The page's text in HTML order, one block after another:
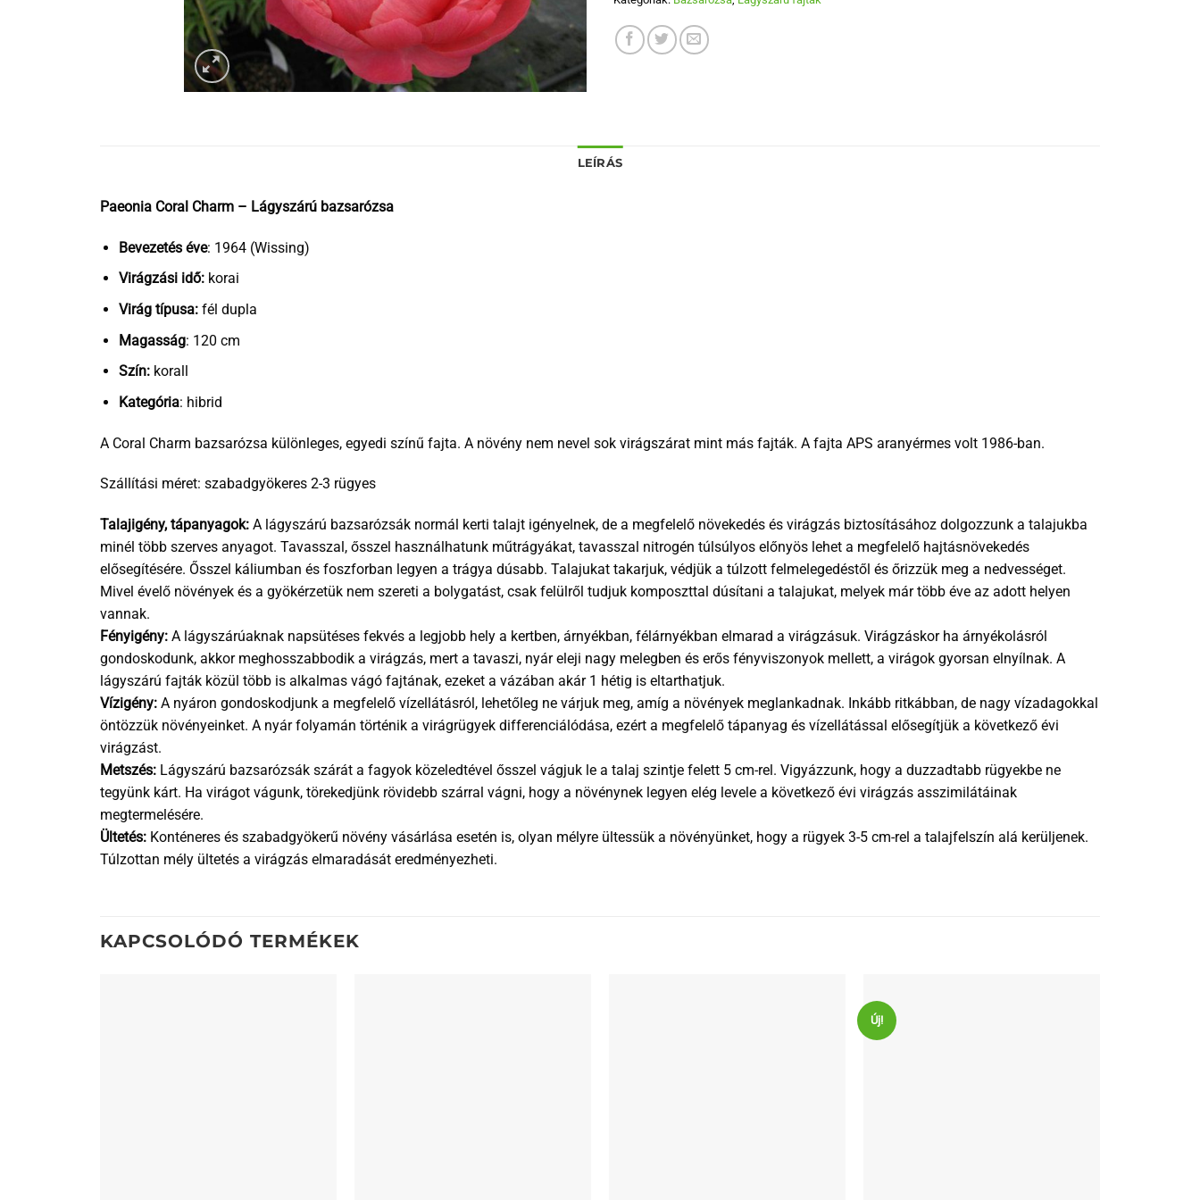
LEÍRÁS
Paeonia Coral Charm – Lágyszárú bazsarózsa
Bevezetés éve: 1964 (Wissing)
Virágzási idő:korai
Virág típusa: fél dupla
Magasság: 120 cm
Szín: korall
Kategória: hibrid
A Coral Charm bazsarózsa különleges, egyedi színű fajta. A növény nem nevel sok virágszárat mint más fajták. A fajta APS aranyérmes volt 1986-ban.
Szállítási méret: szabadgyökeres 2-3 rügyes
Talajigény, tápanyagok: A lágyszárú bazsarózsák normál kerti talajt igényelnek, de a megfelelő növekedés és virágzás biztosításához dolgozzunk a talajukba
minél több szerves anyagot. Tavasszal, ősszel használhatunk műtrágyákat, tavasszal nitrogén túlsúlyos előnyös lehet a megfelelő hajtásnövekedés
elősegítésére. Ősszel káliumban és foszforban legyen a trágya dúsabb. Talajukat takarjuk, védjük a túlzott felmelegedéstől és őrizzük meg a nedvességet.
Mivel évelő növények és a gyökérzetük nem szereti a bolygatást, csak felülről tudjuk komposzttal dúsítani a talajukat, melyek már több éve az adott helyen
vannak.
Fényigény: A lágyszárúaknak napsütéses fekvés a legjobb hely a kertben, árnyékban, félárnyékban elmarad a virágzásuk. Virágzáskor ha árnyékolásról
gondoskodunk, akkor meghosszabbodik a virágzás, mert a tavaszi, nyár eleji nagy melegben és erős fényviszonyok mellett, a virágok gyorsan elnyílnak. A
lágyszárú fajták közül több is alkalmas vágó fajtának, ezeket a vázában akár 1 hétig is eltarthatjuk.
Vízigény: A nyáron gondoskodjunk a megfelelő vízellátásról, lehetőleg ne várjuk meg, amíg a növények meglankadnak. Inkább ritkábban, de nagy vízadagokkal
öntözzük növényeinket. A nyár folyamán történik a virágrügyek differenciálódása, ezért a megfelelő tápanyag és vízellátással elősegítjük a következő évi
virágzást.
Metszés: Lágyszárú bazsarózsák szárát a fagyok közeledtével ősszel vágjuk le a talaj szintje felett 5 cm-rel. Vigyázzunk, hogy a duzzadtabb rügyekbe ne
tegyünk kárt. Ha virágot vágunk, törekedjünk rövidebb szárral vágni, hogy a növénynek legyen elég levele a következő évi virágzás asszimilátáinak
megtermelésére.
Ültetés: Konténeres és szabadgyökerű növény vásárlása esetén is, olyan mélyre ültessük a növényünket, hogy a rügyek 3-5 cm-rel a talajfelszín alá kerüljenek.
Túlzottan mély ültetés a virágzás elmaradását eredményezheti.
KAPCSOLÓDÓ TERMÉKEK
Új!